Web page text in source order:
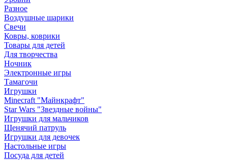
Разное
Воздушные шарики
Свечи
Ковры, коврики
Товары для детей
Для творчества
Ночник
Электронные игры
Тамагочи
Игрушки
Minecraft "Майнкрафт"
Star Wars "Звездные войны"
Игрушки для мальчиков
Щенячий патруль
Игрушки для девочек
Настольные игры
Посуда для детей